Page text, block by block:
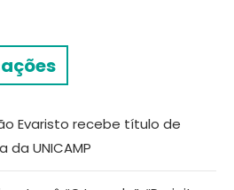
Evaristo recebe título de
da UNICAMP